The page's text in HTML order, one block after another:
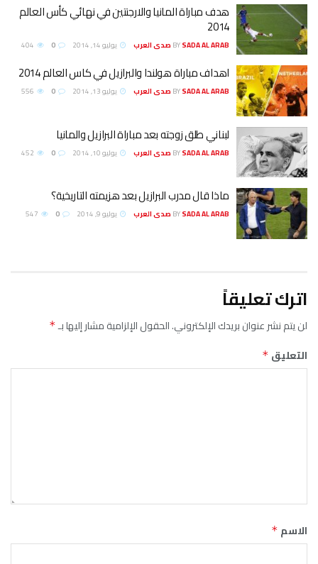
هدف مباراة المانيا والارجنتين في نهائي كأس العالم
2014
BYSADA AL ARAB صدى العرب يوليو 14, 2014
اهداف مباراة هولندا والبرازيل في كاس العالم 2014
BYSADA AL ARAB صدى العرب يوليو 13, 2014
لبناني طلق زوجته بعد مباراة البرازيل والمانيا
BYSADA AL ARAB صدى العرب يوليو 10, 2014
ماذا قال مدرب البرازيل بعد هزيمته التاريخية؟
BYSADA AL ARAB صدى العرب يوليو 9, 2014
اترك تعليقاً
لن يتم نشر عنوان بريدك الإلكتروني.الحقول الإلزامية مشار إليها بـ*
التعليق *
الاسم *